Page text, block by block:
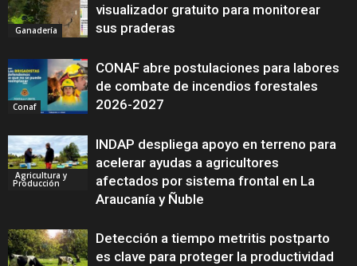
Ganadería
visualizador gratuito para monitorear
sus praderas
Conaf
CONAF abre postulaciones para labores
de combate de incendios forestales
2026-2027
Agricultura y
Producción
INDAP despliega apoyo en terreno para
acelerar ayudas a agricultores
afectados por sistema frontal en La
Araucanía y Ñuble
Detección a tiempo metritis postparto
es clave para proteger la productividad